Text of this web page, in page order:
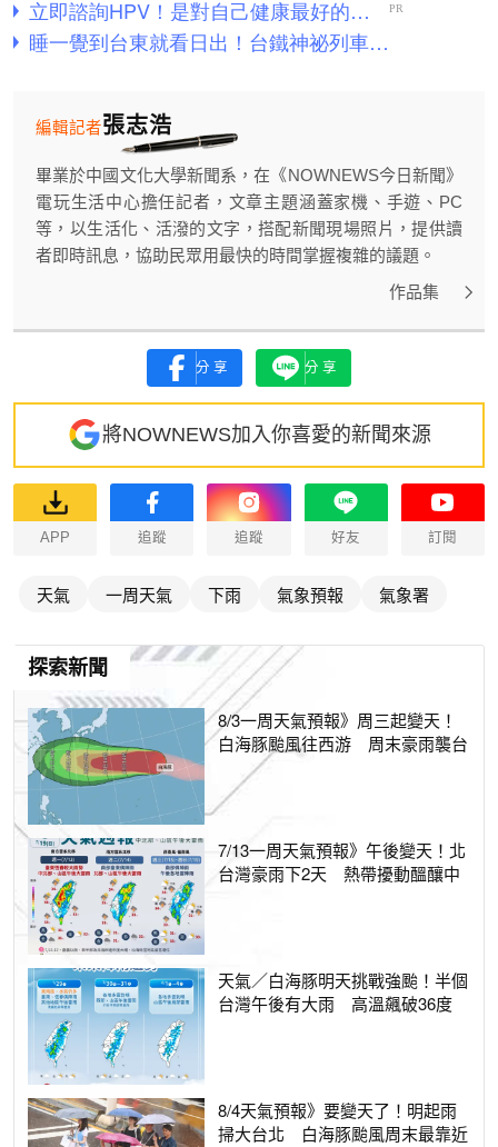
張志浩
編輯記者
畢業於中國文化大學新聞系，在《NOWNEWS今日新聞》
電玩生活中心擔任記者，文章主題涵蓋家機、手遊、PC
等，以生活化、活潑的文字，搭配新聞現場照片，提供讀
者即時訊息，協助民眾用最快的時間掌握複雜的議題。
作品集
分享 分享
將NOWNEWS加入你喜愛的新聞來源
APP 追蹤 追蹤 好友 訂閱
天氣 一周天氣 下雨 氣象預報 氣象署
探索新聞
8/3一周天氣預報》周三起變天！
白海豚颱風往西游 周末豪雨襲台
7/13一周天氣預報》午後變天！北
台灣豪雨下2天 熱帶擾動醞釀中
天氣／白海豚明天挑戰強颱！半個
台灣午後有大雨 高溫飆破36度
8/4天氣預報》要變天了！明起雨
掃大台北 白海豚颱風周末最靠近